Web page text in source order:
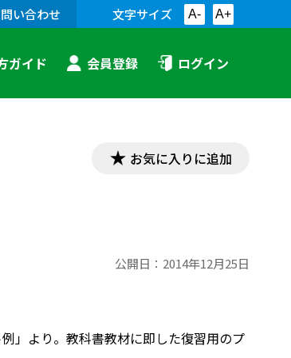
い合わせ 文字サイズ A- A+
ガイド 会員登録 ログイン
お気に入りに追加
公開日： 2014年12月25日
」より。教科書教材に即した復習用のプ